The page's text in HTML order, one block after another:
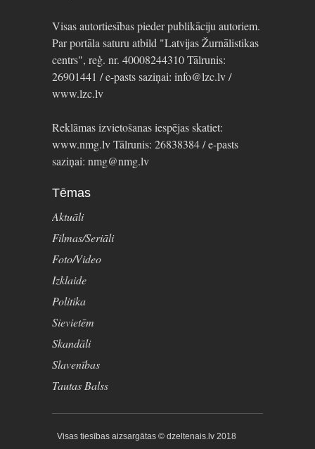
Visas autortiesības pieder publikāciju autoriem.
Par portāla saturu atbild "Latvijas Žurnālistikas
centrs", reģ. nr. 40008244310 Tālrunis:
26901441 / e-pasts saziņai: info@lzc.lv /
www.lzc.lv
Reklāmas izvietošanas iespējas skatiet:
www.nmg.lv Tālrunis: 26838384 / e-pasts
saziņai: nmg@nmg.lv
Tēmas
Aktuāli
Filmas/Seriāli
Foto/Video
Izklaide
Politika
Sievietēm
Skandāli
Slavenības
Tautas Balss
Visas tiesības aizsargātas © dzeltenais.lv 2018